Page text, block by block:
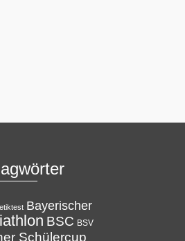
Bayerischer
BSC BSV
Schülercup